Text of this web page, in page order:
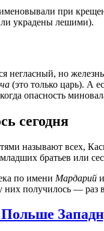
при
украдены лешими).
негласный, но
(это только царь). А
опасность
сегодня
называют всех,
братьев или
по имени Мардарий
них получилось — раз